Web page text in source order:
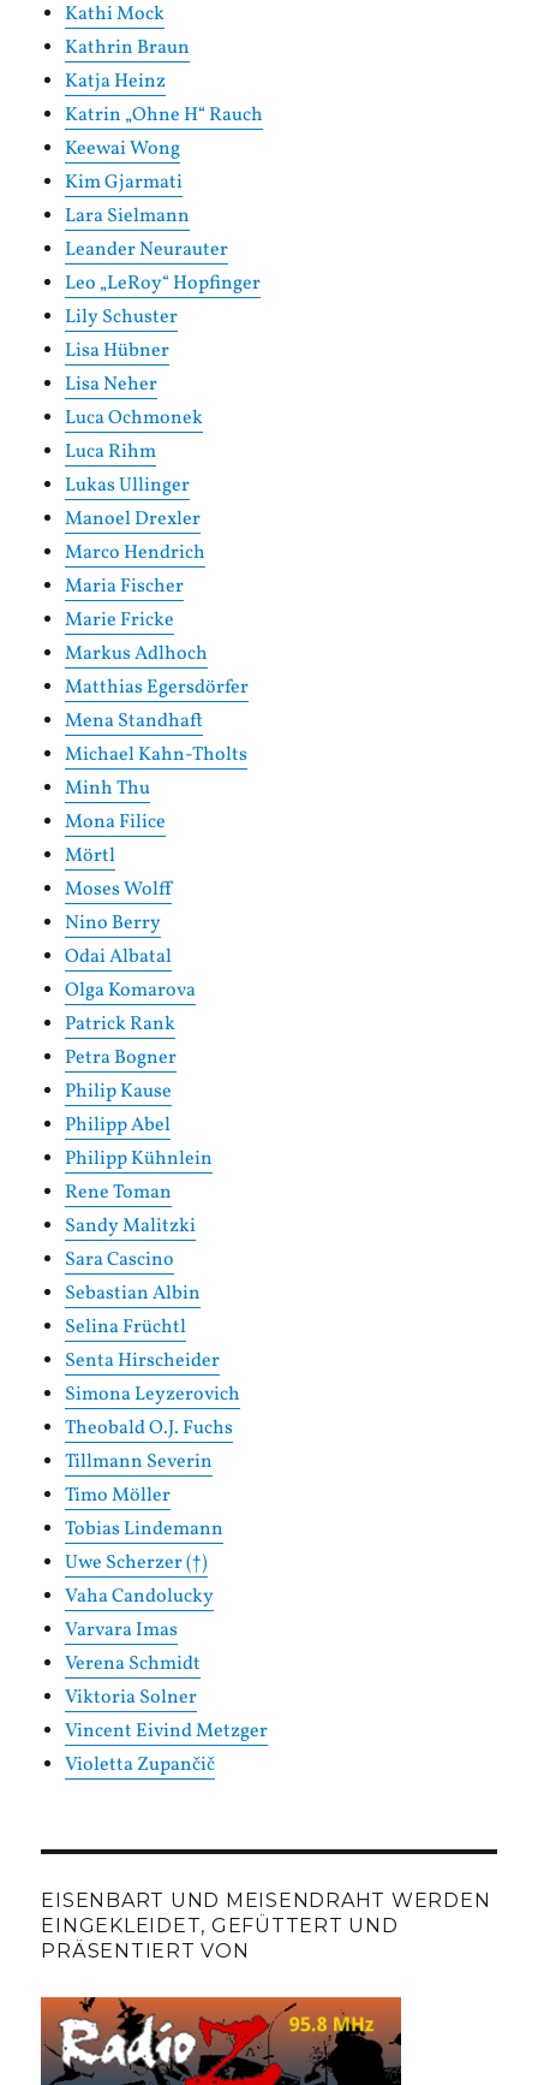
Kathi Mock
Kathrin Braun
Katja Heinz
Katrin „Ohne H“ Rauch
Keewai Wong
Kim Gjarmati
Lara Sielmann
Leander Neurauter
Leo „LeRoy“ Hopfinger
Lily Schuster
Lisa Hübner
Lisa Neher
Luca Ochmonek
Luca Rihm
Lukas Ullinger
Manoel Drexler
Marco Hendrich
Maria Fischer
Marie Fricke
Markus Adlhoch
Matthias Egersdörfer
Mena Standhaft
Michael Kahn-Tholts
Minh Thu
Mona Filice
Mörtl
Moses Wolff
Nino Berry
Odai Albatal
Olga Komarova
Patrick Rank
Petra Bogner
Philip Kause
Philipp Abel
Philipp Kühnlein
Rene Toman
Sandy Malitzki
Sara Cascino
Sebastian Albin
Selina Früchtl
Senta Hirscheider
Simona Leyzerovich
Theobald O.J. Fuchs
Tillmann Severin
Timo Möller
Tobias Lindemann
Uwe Scherzer (†)
Vaha Candolucky
Varvara Imas
Verena Schmidt
Viktoria Solner
Vincent Eivind Metzger
Violetta Zupančič
EISENBART UND MEISENDRAHT WERDEN
EINGEKLEIDET, GEFÜTTERT UND
PRÄSENTIERT VON